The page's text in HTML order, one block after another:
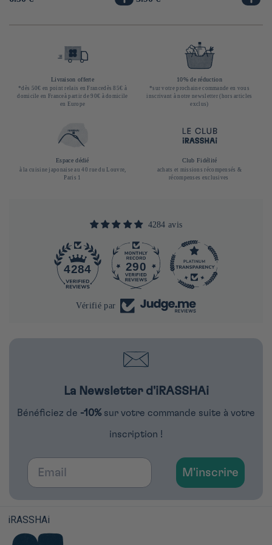
Livraison offerte
*dès 50€ en point relais en Francedès 85€ à
domicile en Franceà partir de 90€ à domicile
en Europe
10% de réduction
*sur votre prochaine commande en vous
inscrivant à notre newsletter (hors articles
exclus)
Espace dédié
à la cuisine japonaise au 40 rue du Louvre,
Paris 1
Club Fidélité
achats et missions récompensés &
récompenses exclusives
4284 avis
4284 290
Vérifié par
La Newsletter d'iRASSHAi
Bénéficiez de -10% sur votre commande suite à votre
inscription !
Email
M'inscrire
iRASSHAi